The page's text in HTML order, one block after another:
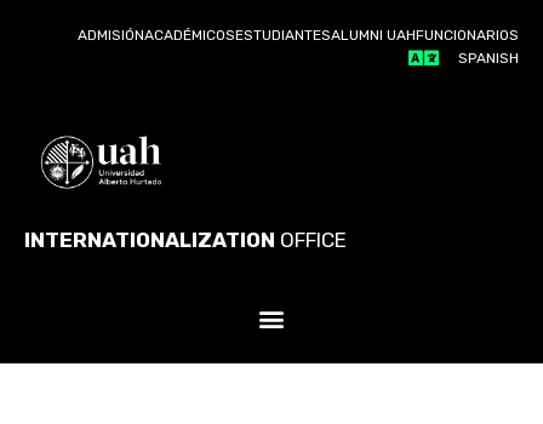
ADMISIÓNACADÉMICOSESTUDIANTESALUMNI UAHFUNCIONARIOS
SPANISH
INTERNATIONALIZATION OFFICE